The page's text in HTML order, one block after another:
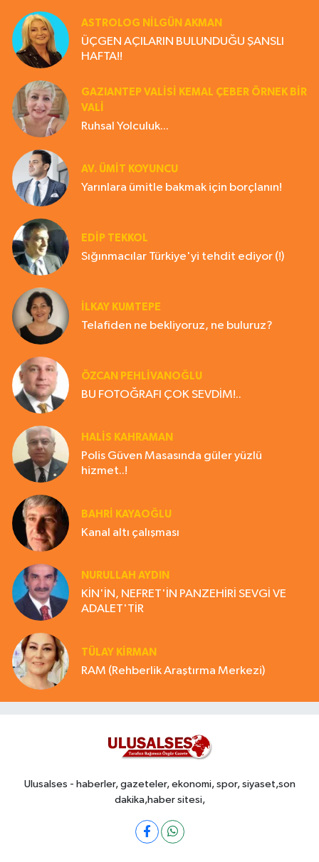
ASTROLOG NILGÜN AKMAN
ÜÇGEN AÇILARIN BULUNDUĞU ŞANSLI
HAFTA!!
GAZIANTEP VALISI KEMAL ÇEBER ÖRNEK BİR
VALİ
Ruhsal Yolculuk...
AV. ÜMIT KOYUNCU
Yarınlara ümitle bakmak için borçlanın!
EDIP TEKKOL
Sığınmacılar Türkiye'yi tehdit ediyor (!)
İLKAY KUMTEPE
Telafiden ne bekliyoruz, ne buluruz?
ÖZCAN PEHLİVANOĞLU
BU FOTOĞRAFI ÇOK SEVDİM!..
HALIS KAHRAMAN
Polis Güven Masasında güler yüzlü
hizmet..!
BAHRI KAYAOĞLU
Kanal altı çalışması
NURULLAH AYDIN
KİN'İN, NEFRET'İN PANZEHİRİ SEVGİ VE
ADALET'TİR
TÜLAY KİRMAN
RAM (Rehberlik Araştırma Merkezi)
Ulusalses - haberler, gazeteler, ekonomi, spor, siyaset,son
dakika,haber sitesi,